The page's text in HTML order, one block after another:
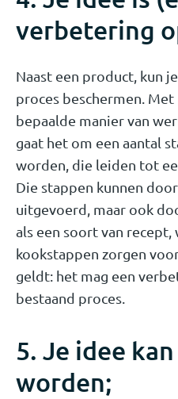
verbetering
Naast een product, kun
proces beschermen.
bepaalde manier van
gaat het om een aantal
worden, die leiden tot
Die stappen kunnen
uitgevoerd, maar ook
als een soort van recept,
kookstappen zorgen
geldt: het mag een
bestaand proces.
5. Je idee
worden;